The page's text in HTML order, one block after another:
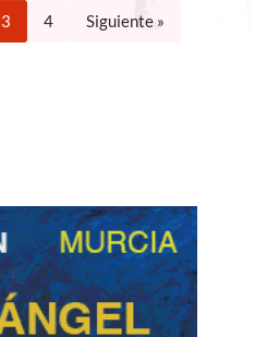
3 4 Siguiente »